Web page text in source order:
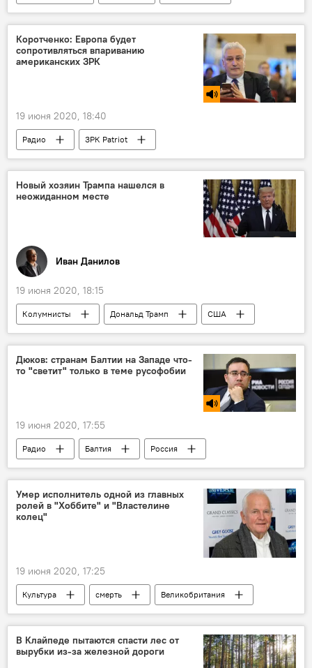
NASAMS
система ПВО
Коротченко: Европа будет
сопротивляться впариванию
американских ЗРК
19 июня 2020, 18:40
Радио
ЗРК Patriot
ЗРС С-400 "Триумф"
НАТО
Йенс Столтенберг
Новый хозяин Трампа нашелся в
неожиданном месте
Иван Данилов
19 июня 2020, 18:15
Колумнисты Дональд Трамп США
Дюков: странам Балтии на Западе что-
то "светит" только в теме русофобии
19 июня 2020, 17:55
Радио Балтия
Россия
Запад
Умер исполнитель одной из главных
ролей в "Хоббите" и "Властелине
колец"
19 июня 2020, 17:25
Культура смерть Великобритания
В Клайпеде пытаются спасти лес от
вырубки из-за железной дороги